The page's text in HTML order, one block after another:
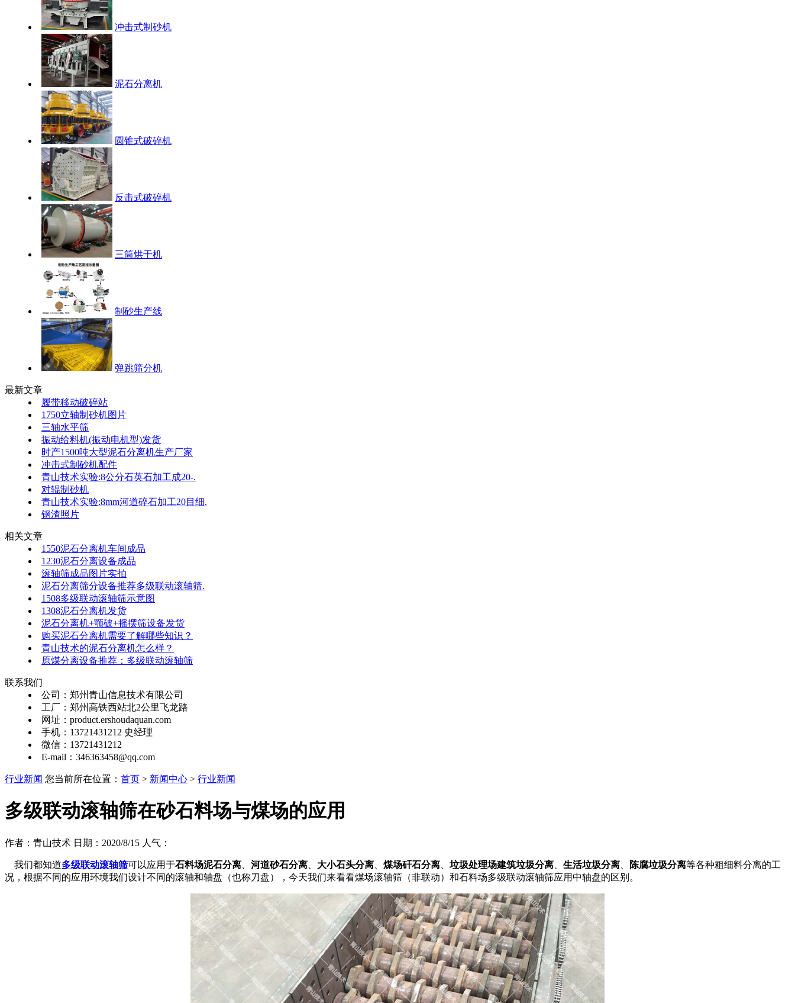
冲击式制砂机
泥石分离机
圆锥式破碎机
反击式破碎机
三筒烘干机
制砂生产线
弹跳筛分机
最新文章
履带移动破碎站
1750立轴制砂机图片
三轴水平筛
振动给料机(振动电机型)发货
时产1500吨大型泥石分离机生产厂家
冲击式制砂机配件
青山技术实验:8公分石英石加工成20-.
对辊制砂机
青山技术实验:8mm河道碎石加工20目细.
钢渣照片
相关文章
1550泥石分离机车间成品
1230泥石分离设备成品
滚轴筛成品图片实拍
泥石分离筛分设备推荐多级联动滚轴筛.
1508多级联动滚轴筛示意图
1308泥石分离机发货
泥石分离机+颚破+摇摆筛设备发货
购买泥石分离机需要了解哪些知识？
青山技术的泥石分离机怎么样？
原煤分离设备推荐：多级联动滚轴筛
联系我们
公司：郑州青山信息技术有限公司
工厂：郑州高铁西站北2公里飞龙路
网址：product.ershoudaquan.com
手机：13721431212 史经理
微信：13721431212
E-mail：346363458@qq.com
行业新闻 您当前所在位置： 首页 > 新闻中心 > 行业新闻
多级联动滚轴筛在砂石料场与煤场的应用
作者：青山技术 日期：2020/8/15 人气：
我们都知道多级联动滚轴筛可以应用于石料场泥石分离 河道砂石分离 大小石头分离 煤场矸石分离 、垃圾处理场建筑垃圾分离 生活垃圾分离 陈腐垃圾分离等各种粗细料分离的工
况，根据不同的应用环境我们设计不同的滚轴和轴盘（也称刀盘），今天我们来看看煤场滚轴筛（非联动）和石料场多级联动滚轴筛应用中轴盘的区别。